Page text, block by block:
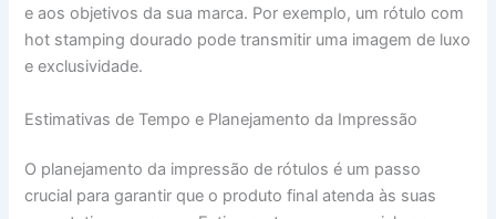
e aos objetivos da sua marca. Por exemplo, um rótulo com
hot stamping dourado pode transmitir uma imagem de luxo
e exclusividade.
Estimativas de Tempo e Planejamento da Impressão
O planejamento da impressão de rótulos é um passo
crucial para garantir que o produto final atenda às suas